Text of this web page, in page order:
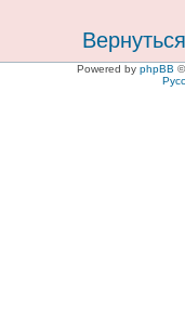
Powered by phpBB